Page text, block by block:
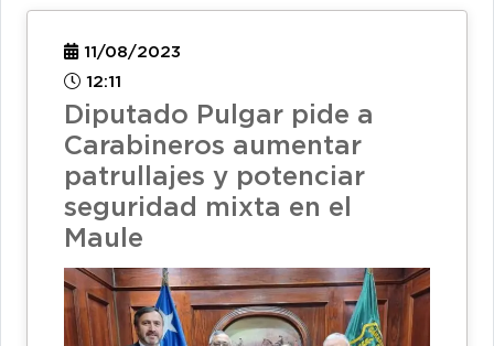
11/08/2023
12:11
Diputado Pulgar pide a
Carabineros aumentar
patrullajes y potenciar
seguridad mixta en el
Maule